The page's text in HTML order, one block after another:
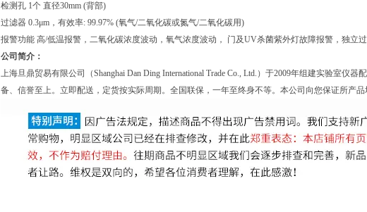
检测孔 1个 直径30mm (背部)
过滤器 0.3μm，有效率: 99.97% (氧气/二氧化碳或氮气/二氧化碳用)
报警功能 高/低温报警，二氧化碳浓度波动，氧气浓度波动， 门及UV杀菌紫外灯故障报警，独立
公司简介：
上海旦鼎贸易有限公司（Shanghai Dan Ding International Trade Co., Ltd.）于2009年组建实验室仪
备、信誉至上。立即配送，定货按实际周期。全国联保，一年至终身不等。本公司向您保证所产